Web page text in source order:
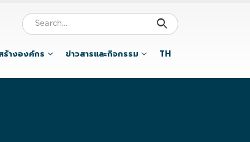
ร้างองค์กร ข่าวสารและกิจกรรม TH